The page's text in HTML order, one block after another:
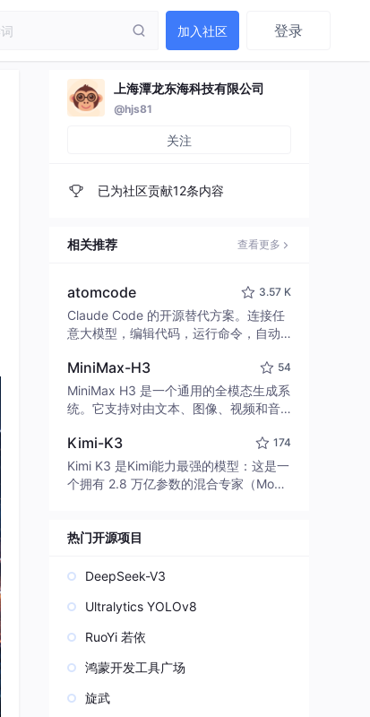
加入社区 登录
上海潭龙东海科技有限公司
@hjs81
关注
已为社区贡献12条内容
相关推荐 查看更多
atomcode 3.57 K
Claude Code 的开源替代方案。连接任
意大模型，编辑代码，运行命令，自动
致性能。 ｜ An open-source alternativ
e to Claude Code. Connect any LLM,
edit code, run commands, and verify
MiniMax-H3 54
MiniMax H3 是一个通用的全模态生成系
统。它支持对由文本、图像、视频和音
并能生成分辨率高达 2K、时长可达 15
秒的带原生立体声音频的视频。得益于
面向任务泛化的系统设计，H3 在预训练
模态指令。
Kimi-K3 174
Kimi K3 是Kimi能力最强的模型：这是一
个拥有 2.8 万亿参数的混合专家（Mo
热门开源项目
DeepSeek-V3
Ultralytics YOLOv8
RuoYi 若依
鸿蒙开发工具广场
旋武